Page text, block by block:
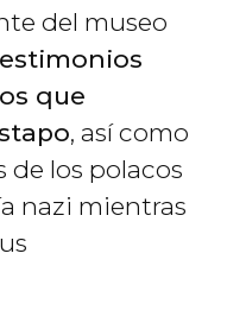
del museo
que
, así como
de los polacos
nazi mientras